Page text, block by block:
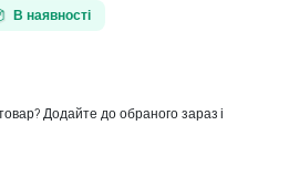
В наявності
Додайте до обраного зараз і